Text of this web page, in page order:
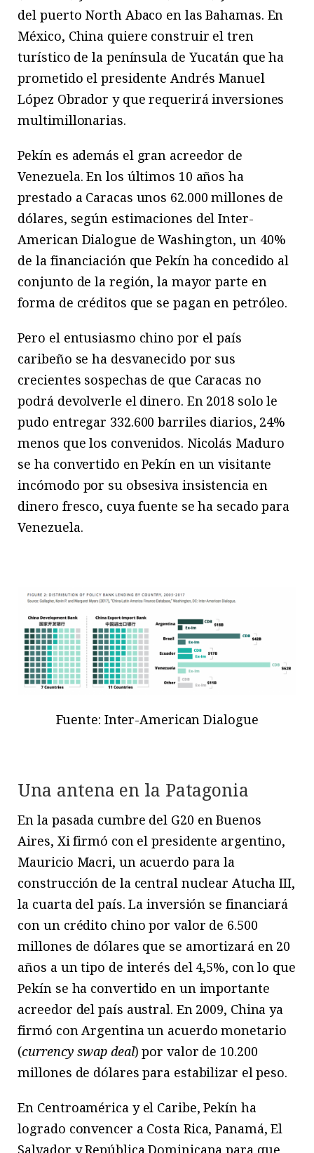
del puerto North Abaco en las Bahamas. En
México, China quiere construir el tren
turístico de la península de Yucatán que ha
prometido el presidente Andrés Manuel
López Obrador y que requerirá inversiones
multimillonarias.
Pekín es además el gran acreedor de
Venezuela. En los últimos 10 años ha
prestado a Caracas unos 62.000 millones de
dólares, según estimaciones del Inter-
American Dialogue de Washington, un 40%
de la financiación que Pekín ha concedido al
conjunto de la región, la mayor parte en
forma de créditos que se pagan en petróleo.
Pero el entusiasmo chino por el país
caribeño se ha desvanecido por sus
crecientes sospechas de que Caracas no
podrá devolverle el dinero. En 2018 solo le
pudo entregar 332.600 barriles diarios, 24%
menos que los convenidos. Nicolás Maduro
se ha convertido en Pekín en un visitante
incómodo por su obsesiva insistencia en
dinero fresco, cuya fuente se ha secado para
Venezuela.
Fuente: Inter-American Dialogue
Una antena en la Patagonia
En la pasada cumbre del G20 en Buenos
Aires, Xi firmó con el presidente argentino,
Mauricio Macri, un acuerdo para la
construcción de la central nuclear Atucha III,
la cuarta del país. La inversión se financiará
con un crédito chino por valor de 6.500
millones de dólares que se amortizará en 20
años a un tipo de interés del 4,5%, con lo que
Pekín se ha convertido en un importante
acreedor del país austral. En 2009, China ya
firmó con Argentina un acuerdo monetario
(currency swap deal) por valor de 10.200
millones de dólares para estabilizar el peso.
En Centroamérica y el Caribe, Pekín ha
logrado convencer a Costa Rica, Panamá, El